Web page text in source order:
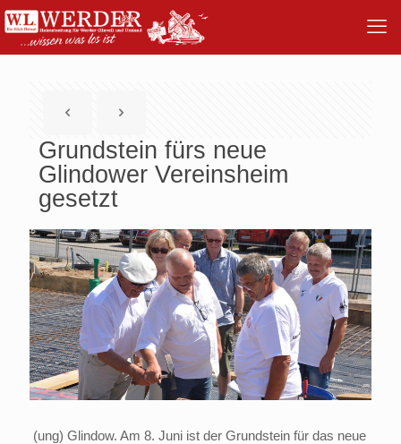
Grundstein fürs neue
Glindower Vereinsheim
gesetzt
(ung) Glindow. Am 8. Juni ist der Grundstein für das neue